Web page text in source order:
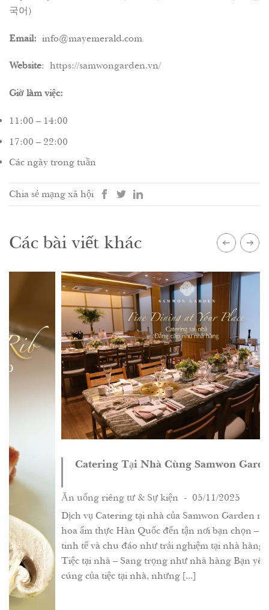
국어)
Email: info@mayemerald.com
Website: https://samwongarden.vn/
Giờ làm việc:
11:00 – 14:00
17:00 – 22:00
Các ngày trong tuần
Chia sẻ mạng xã hội
Các bài viết khác
Catering Tại Nhà Cùng Samwon Garden
Ăn uống riêng tư & Sự kiện- 05/11/2025
Dịch vụ Catering tại nhà của Samwon Garden mang tinh
hoa ẩm thực Hàn Quốc đến tận nơi bạn chọn – sang trọng,
tinh tế và chu đáo như trải nghiệm tại nhà hàng cao cấp.
Tiệc tại nhà – Sang trọng như nhà hàng Bạn yêu sự ấm
cúng của tiệc tại nhà, nhưng [...]